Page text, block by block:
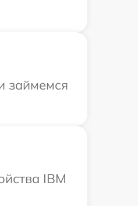
займемся
IBM